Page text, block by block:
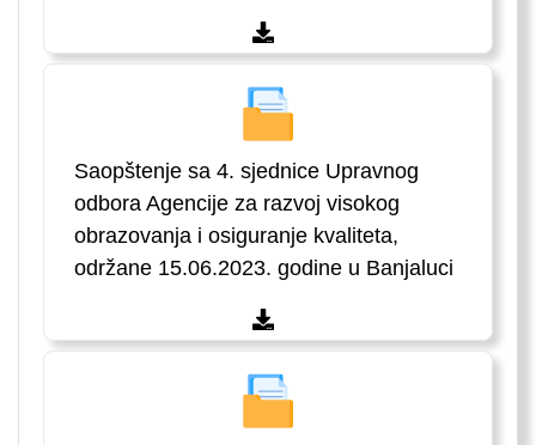
Saopštenje sa 4. sjednice Upravnog
odbora Agencije za razvoj visokog
obrazovanja i osiguranje kvaliteta,
održane 15.06.2023. godine u Banjaluci